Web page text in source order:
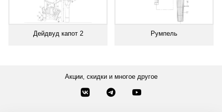
Дейдвуд капот 2 Румпель
Акции, скидки и многое другое